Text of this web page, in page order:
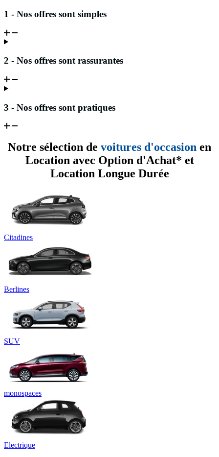
1 - Nos offres sont simples
2 - Nos offres sont rassurantes
3 - Nos offres sont pratiques
Notre sélection de voitures d'occasion en
Location avec Option d'Achat* et
Location Longue Durée
Citadines
Berlines
SUV
monospaces
Electrique